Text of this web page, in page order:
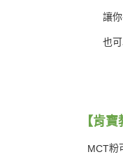
讓
也
【肯
MCT粉